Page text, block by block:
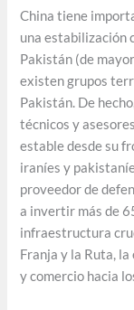
China tiene
una estabilización
Pakistán (de
existen grupos
Pakistán. De
técnicos y
estable desde su
iraníes y
proveedor de
a invertir más de
infraestructura
Franja y la Ruta,
y comercio hacia